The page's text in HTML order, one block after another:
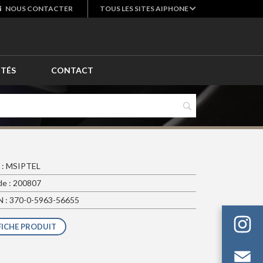
NOUS CONTACTER TOUS LES SITES AIPHONE
CONTACT
MSIPTEL
: 200807
: 370-0-5963-56655
PRODUIT